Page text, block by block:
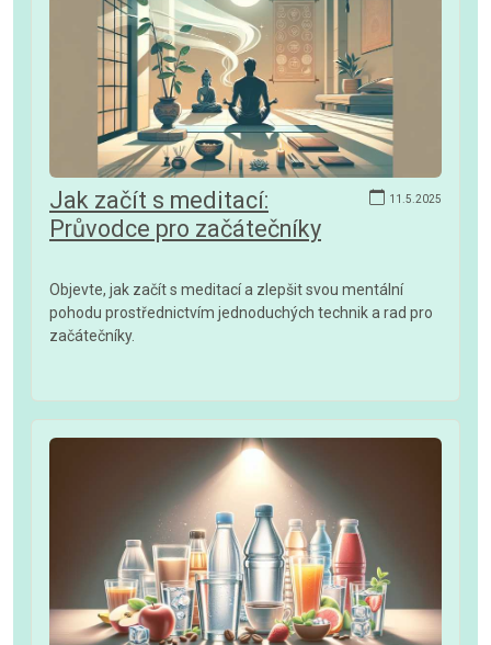
11.5.2025
Jak začít s meditací:
Průvodce pro začátečníky
Objevte, jak začít s meditací a zlepšit svou mentální
pohodu prostřednictvím jednoduchých technik a rad pro
začátečníky.